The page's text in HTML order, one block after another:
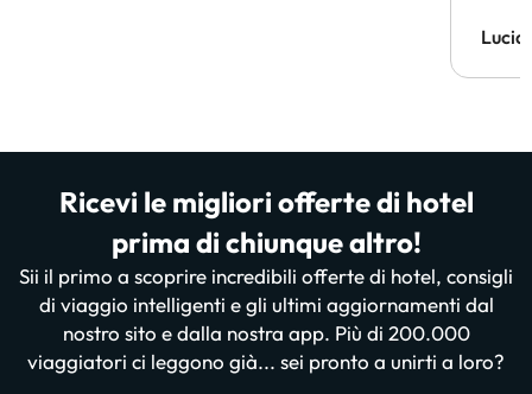
Lucia
Ricevi le migliori offerte di hotel
prima di chiunque altro!
Sii il primo a scoprire incredibili offerte di hotel, consigli
di viaggio intelligenti e gli ultimi aggiornamenti dal
nostro sito e dalla nostra app. Più di 200.000
viaggiatori ci leggono già... sei pronto a unirti a loro?